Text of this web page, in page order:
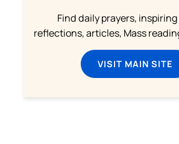
Find daily prayers,
reflections, articles, Mass
VISIT MAIN SITE